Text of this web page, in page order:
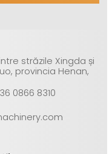
străzile Xingda și
provincia Henan,
0866 8310